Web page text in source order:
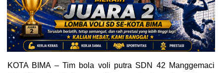
KOTA BIMA – Tim bola voli putra SDN 42 Manggemaci